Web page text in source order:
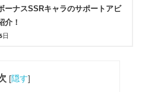
ーナスSSRキャラのサポートアビ
介！
日
[隠す]